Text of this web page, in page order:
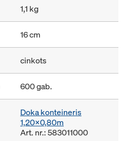
1,1 kg
16 cm
cinkots
600 gab.
Doka konteineris
1,20x0,80m
Art. nr.: 583011000